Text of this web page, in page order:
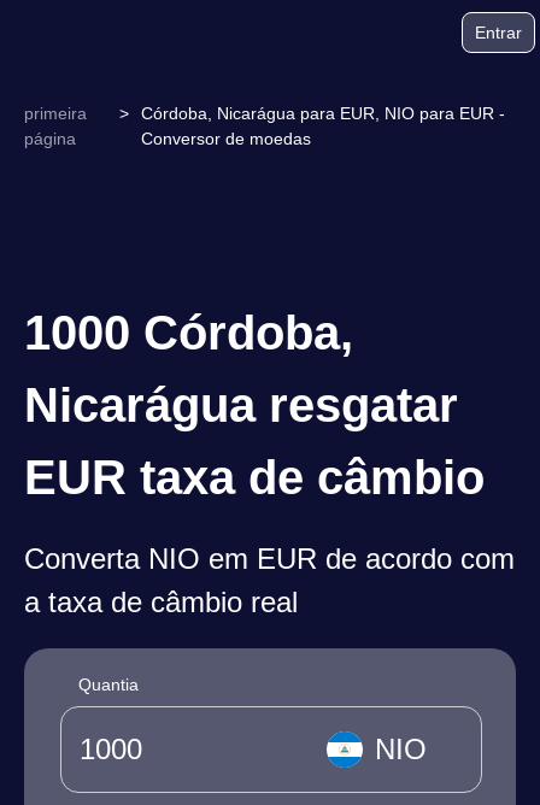
Entrar
primeira
página
>
Córdoba, Nicarágua para EUR, NIO para EUR -
Conversor de moedas
1000 Córdoba,
Nicarágua resgatar
EUR taxa de câmbio
Converta NIO em EUR de acordo com
a taxa de câmbio real
Quantia
NIO